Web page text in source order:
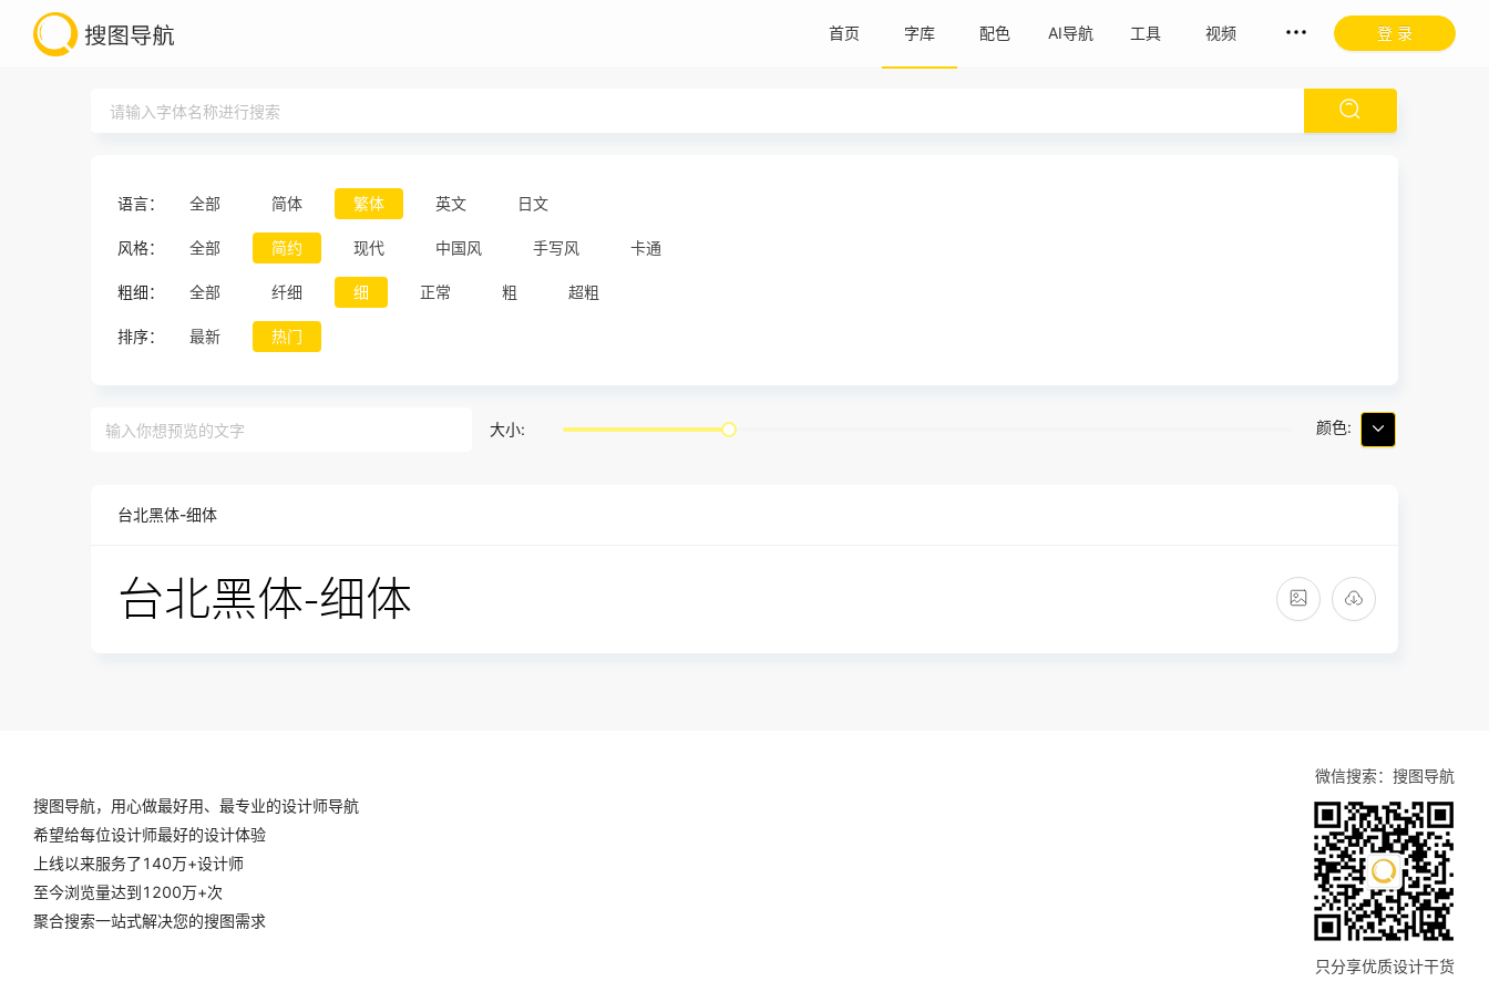
首页 字库 配色 AI导航 工具 视频 登 录
语言： 全部 简体 繁体 英文 日文
风格： 全部 简约 现代 中国风 手写风 卡通
粗细： 全部 纤细 细 正常 粗 超粗
排序： 最新 热门
大小: 颜色:
台北黑体-细体
搜图导航，用心做最好用、最专业的设计师导航
希望给每位设计师最好的设计体验
上线以来服务了140万+设计师
至今浏览量达到1200万+次
聚合搜索一站式解决您的搜图需求
微信搜索：搜图导航
只分享优质设计干货